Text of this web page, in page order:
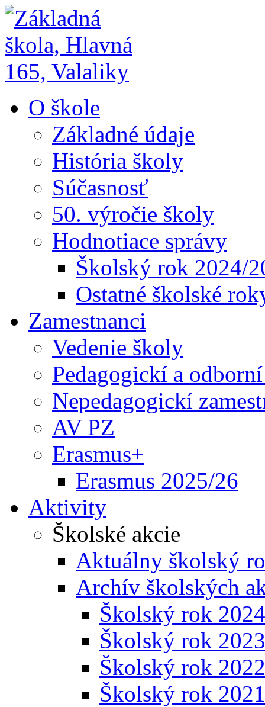
O škole
Základné údaje
História školy
Súčasnosť
50. výročie školy
Hodnotiace správy
Školský rok 2024/
Ostatné školské
Zamestnanci
Vedenie školy
Pedagogickí a
Nepedagogickí
AV PZ
Erasmus+
Erasmus 2025/26
Aktivity
Školské akcie
Aktuálny školský
Archív školských
Školský rok
Školský rok
Školský rok
Školský rok